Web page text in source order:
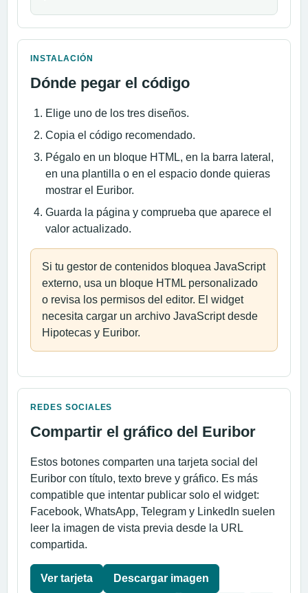
INSTALACIÓN
Dónde pegar el código
Elige uno de los tres diseños.
Copia el código recomendado.
Pégalo en un bloque HTML, en la barra lateral,
en una plantilla o en el espacio donde quieras
mostrar el Euribor.
Guarda la página y comprueba que aparece el
valor actualizado.
Si tu gestor de contenidos bloquea JavaScript
externo, usa un bloque HTML personalizado
o revisa los permisos del editor. El widget
necesita cargar un archivo JavaScript desde
Hipotecas y Euribor.
REDES SOCIALES
Compartir el gráfico del Euribor
Estos botones comparten una tarjeta social del
Euribor con título, texto breve y gráfico. Es más
compatible que intentar publicar solo el widget:
Facebook, WhatsApp, Telegram y LinkedIn suelen
leer la imagen de vista previa desde la URL
compartida.
Ver tarjeta Descargar imagen